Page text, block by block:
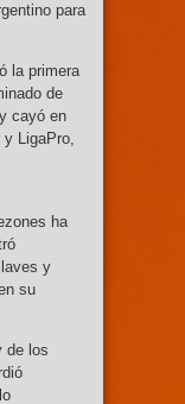
para
la primera
de
cayó en
y LigaPro,
ha
y
su
de los